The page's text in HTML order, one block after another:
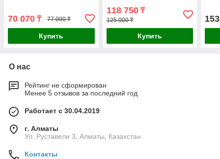
70 070 ₸ 77 000 ₸
Купить
118 750₸
125 000 ₸
Купить
О нас
Рейтинг не сформирован
Менее 5 отзывов за последний год
Работает с 30.04.2019
г. Алматы
Ул. Руставели 3, Алматы, Казахстан
Контакты